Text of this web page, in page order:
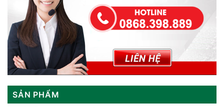
SẢN PHẨM